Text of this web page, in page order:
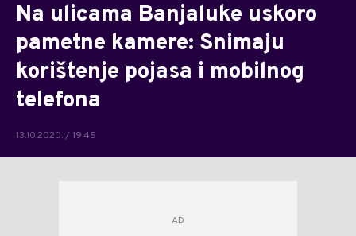
Na ulicama Banjaluke uskoro
pametne kamere: Snimaju
korištenje pojasa i mobilnog
telefona
13.10.2020. / 19:45